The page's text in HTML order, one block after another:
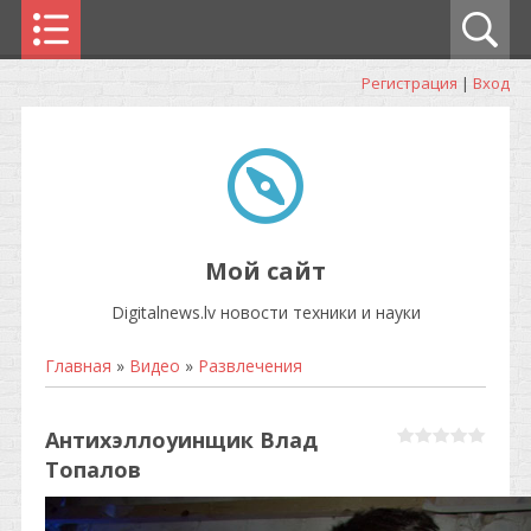
Регистрация | Вход
Мой сайт
Digitalnews.lv новости техники и науки
Главная » Видео » Развлечения
Антихэллоуинщик Влад
Топалов